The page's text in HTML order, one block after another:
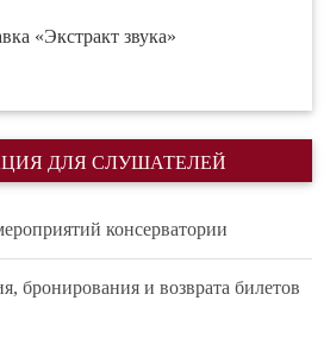
«Экстракт звука»
ДЛЯ СЛУШАТЕЛЕЙ
консерватории
бронирования и возврата билетов